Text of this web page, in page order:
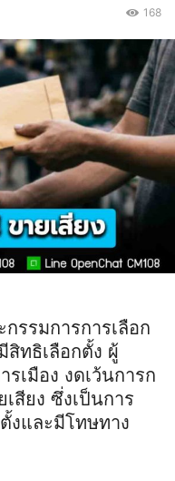
168
รรมการการเลือก
ทธิเลือกตั้ง ผู้
เมือง งดเว้นการก
สียง ซึ่งเป็นการ
งและมีโทษทาง